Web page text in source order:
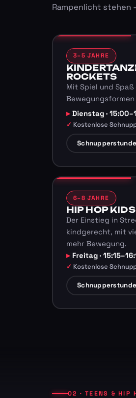
Rampenlicht stehen
3–5 JAHRE
ROCKETS
Mit Spiel und
Dienstag ·
Kostenlose
6–8 JAHRE
HIP HOP KIDS
Der Einstieg in
kindgerecht, mit
mehr Bewegung.
Freitag ·
Kostenlose
02 · TEENS & HIP